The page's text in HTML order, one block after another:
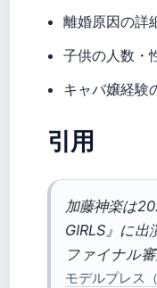
離婚原因の詳
子供の人数・
キャバ嬢経験
引用
加藤神楽は
GIRLS』に出
ファイナル
モデルプレス